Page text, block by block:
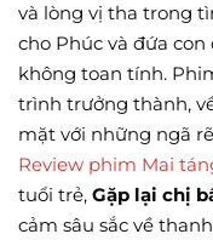
và lòng vị tha trong
cho Phúc và đứa
không toan tính.
trình trưởng thành,
mặt với những ngã
Review phim Mai
tuổi trẻ, Gặp lại chị
cảm sâu sắc về